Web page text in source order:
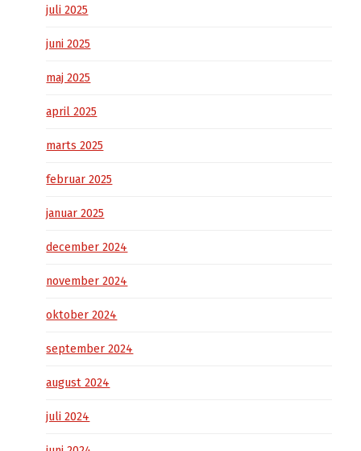
juli 2025
juni 2025
maj 2025
april 2025
marts 2025
februar 2025
januar 2025
december 2024
november 2024
oktober 2024
september 2024
august 2024
juli 2024